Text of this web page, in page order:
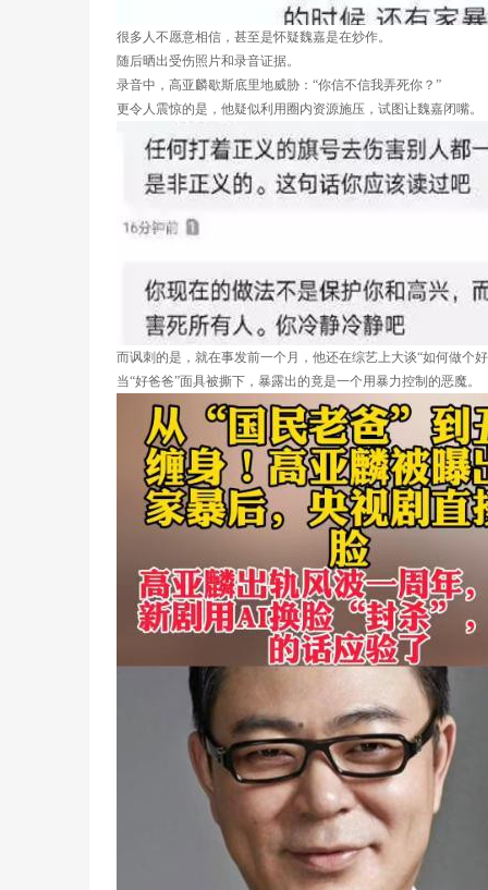
很多人不愿意相信，甚至是怀疑魏嘉是在炒作。
随后晒出受伤照片和录音证据。
录音中，高亚麟歇斯底里地威胁：“你信不信我弄死你？”
更令人震惊的是，他疑似利用圈内资源施压，试图让魏嘉闭嘴。
而讽刺的是，就在事发前一个月，他还在综艺上大谈“如何做个
当“好爸爸”面具被撕下，暴露出的竟是一个用暴力控制的恶魔。